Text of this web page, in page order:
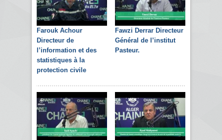
Farouk Achour
Directeur de
l’information et des
statistiques à la
protection civile
Fawzi Derrar Directeur
Général de l’institut
Pasteur.